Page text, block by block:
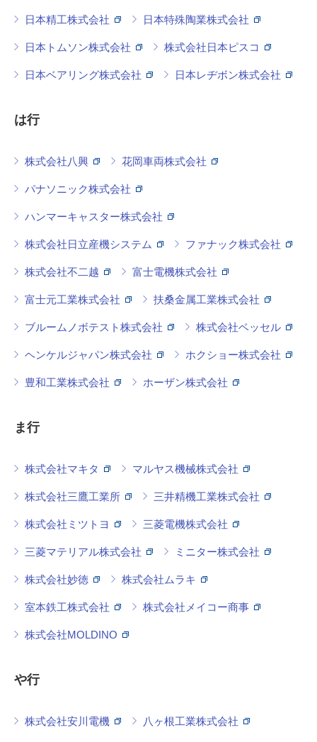
日本精工株式会社 日本特殊陶業株式会社
日本トムソン株式会社 株式会社日本ピスコ
日本ベアリング株式会社 日本レヂボン株式会社
は行
株式会社八興 花岡車両株式会社
パナソニック株式会社
ハンマーキャスター株式会社
株式会社日立産機システム ファナック株式会社
株式会社不二越 富士電機株式会社
富士元工業株式会社 扶桑金属工業株式会社
ブルームノボテスト株式会社 株式会社ベッセル
ヘンケルジャパン株式会社 ホクショー株式会社
豊和工業株式会社 ホーザン株式会社
ま行
株式会社マキタ マルヤス機械株式会社
株式会社三鷹工業所 三井精機工業株式会社
株式会社ミツトヨ 三菱電機株式会社
三菱マテリアル株式会社 ミニター株式会社
株式会社妙徳 株式会社ムラキ
室本鉄工株式会社 株式会社メイコー商事
株式会社MOLDINO
や行
株式会社安川電機 八ヶ根工業株式会社